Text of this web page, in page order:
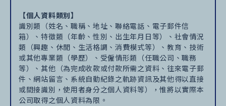
【個人資料類別】
識別類（姓名、職稱、地址、聯絡電話、電子郵件信
箱）、特徵類（年齡、性別、出生年月日等）、社會情況
類（興趣、休閒、生活格調、消費模式等）、教育、技術
或其他專業類（學歷）、受僱情形類（任職公司、職務
等）、其他（為完成收款或付款所需之資料、往來電子郵
件、網站留言、系統自動紀錄之軌跡資訊及其他得以直接
或間接識別，使用者身分之個人資料等），惟將以實際本
公司取得之個人資料為限。